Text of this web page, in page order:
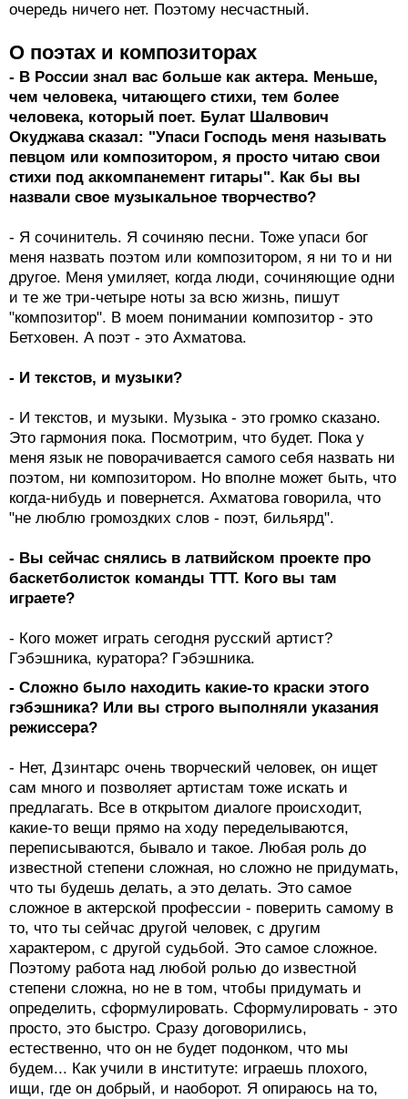
очередь ничего нет. Поэтому несчастный.
О поэтах и композиторах
- В России знал вас больше как актера. Меньше,
чем человека, читающего стихи, тем более
человека, который поет. Булат Шалвович
Окуджава сказал: "Упаси Господь меня называть
певцом или композитором, я просто читаю свои
стихи под аккомпанемент гитары". Как бы вы
назвали свое музыкальное творчество?
- Я сочинитель. Я сочиняю песни. Тоже упаси бог
меня назвать поэтом или композитором, я ни то и ни
другое. Меня умиляет, когда люди, сочиняющие одни
и те же три-четыре ноты за всю жизнь, пишут
"композитор". В моем понимании композитор - это
Бетховен. А поэт - это Ахматова.
- И текстов, и музыки?
- И текстов, и музыки. Музыка - это громко сказано.
Это гармония пока. Посмотрим, что будет. Пока у
меня язык не поворачивается самого себя назвать ни
поэтом, ни композитором. Но вполне может быть, что
когда-нибудь и повернется. Ахматова говорила, что
"не люблю громоздких слов - поэт, бильярд".
- Вы сейчас снялись в латвийском проекте про
баскетболисток команды ТТТ. Кого вы там
играете?
- Кого может играть сегодня русский артист?
Гэбэшника, куратора? Гэбэшника.
- Сложно было находить какие-то краски этого
гэбэшника? Или вы строго выполняли указания
режиссера?
- Нет, Дзинтарс очень творческий человек, он ищет
сам много и позволяет артистам тоже искать и
предлагать. Все в открытом диалоге происходит,
какие-то вещи прямо на ходу переделываются,
переписываются, бывало и такое. Любая роль до
известной степени сложная, но сложно не придумать,
что ты будешь делать, а это делать. Это самое
сложное в актерской профессии - поверить самому в
то, что ты сейчас другой человек, с другим
характером, с другой судьбой. Это самое сложное.
Поэтому работа над любой ролью до известной
степени сложна, но не в том, чтобы придумать и
определить, сформулировать. Сформулировать - это
просто, это быстро. Сразу договорились,
естественно, что он не будет подонком, что мы
будем... Как учили в институте: играешь плохого,
ищи, где он добрый, и наоборот. Я опираюсь на то,